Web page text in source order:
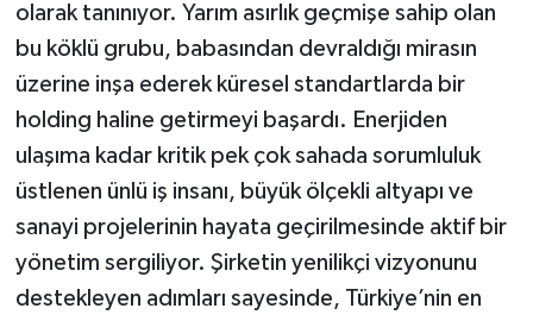
olarak tanınıyor. Yarım asırlık geçmişe sahip olan
bu köklü grubu, babasından devraldığı mirasın
üzerine inşa ederek küresel standartlarda bir
holding haline getirmeyi başardı. Enerjiden
ulaşıma kadar kritik pek çok sahada sorumluluk
üstlenen ünlü iş insanı, büyük ölçekli altyapı ve
sanayi projelerinin hayata geçirilmesinde aktif bir
yönetim sergiliyor. Şirketin yenilikçi vizyonunu
destekleyen adımları sayesinde, Türkiye’nin en